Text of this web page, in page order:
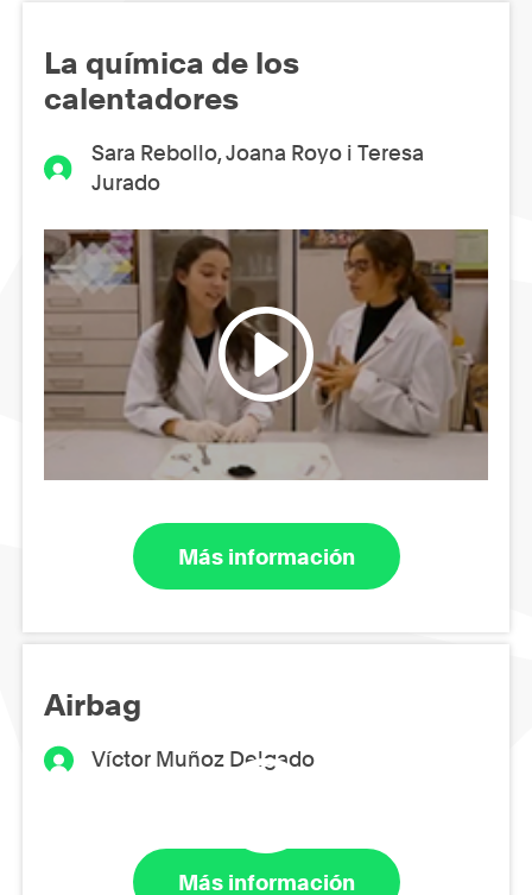
La química de los
calentadores
Sara Rebollo, Joana Royo i Teresa
Jurado
Más información
Airbag
Víctor Muñoz Delgado
Más información